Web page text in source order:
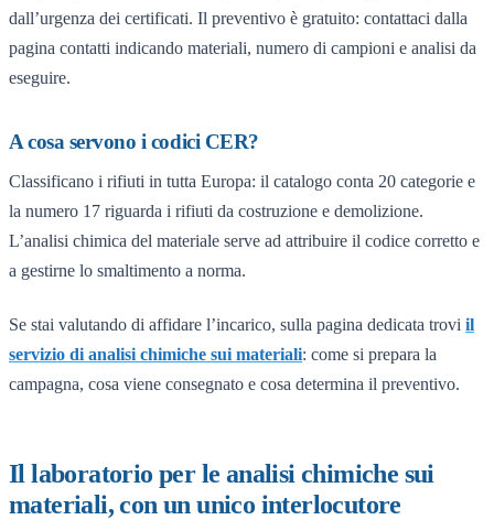
dall’urgenza dei certificati. Il preventivo è gratuito: contattaci dalla
pagina contatti indicando materiali, numero di campioni e analisi da
eseguire.
A cosa servono i codici CER?
Classificano i rifiuti in tutta Europa: il catalogo conta 20 categorie e
la numero 17 riguarda i rifiuti da costruzione e demolizione.
L’analisi chimica del materiale serve ad attribuire il codice corretto e
a gestirne lo smaltimento a norma.
Se stai valutando di affidare l’incarico, sulla pagina dedicata trovi il
servizio di analisi chimiche sui materiali: come si prepara la
campagna, cosa viene consegnato e cosa determina il preventivo.
Il laboratorio per le analisi chimiche sui
materiali, con un unico interlocutore